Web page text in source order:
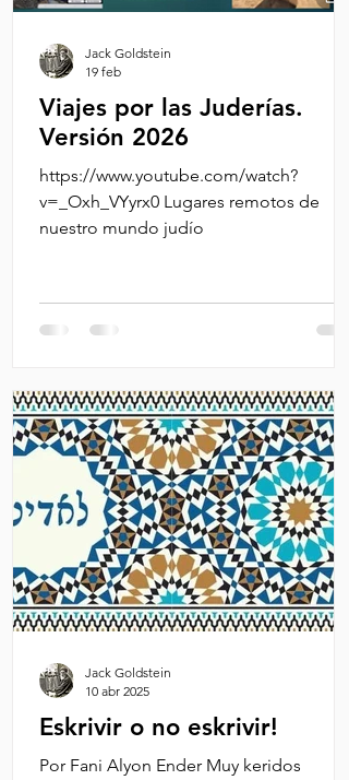
Viajes por las Juderías.
Versión 2026
https://www.youtube.com/watch?
v=_Oxh_VYyrx0 Lugares remotos de
nuestro mundo judío
Jack Goldstein
19 feb
Eskrivir o no eskrivir!
Por Fani Alyon Ender Muy keridos
Jack Goldstein
10 abr 2025